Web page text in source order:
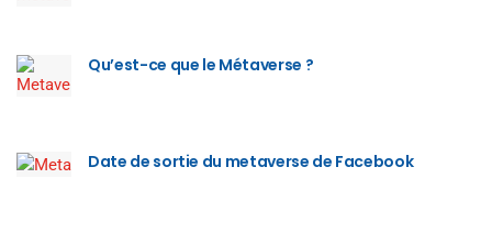
Qu’est-ce que le Métaverse ?
Date de sortie du metaverse de Facebook